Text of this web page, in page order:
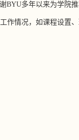
BYU多年以来为学院
作情况，如课程设置